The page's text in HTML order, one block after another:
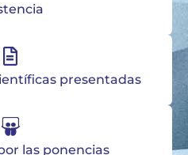
presentadas
las ponencias